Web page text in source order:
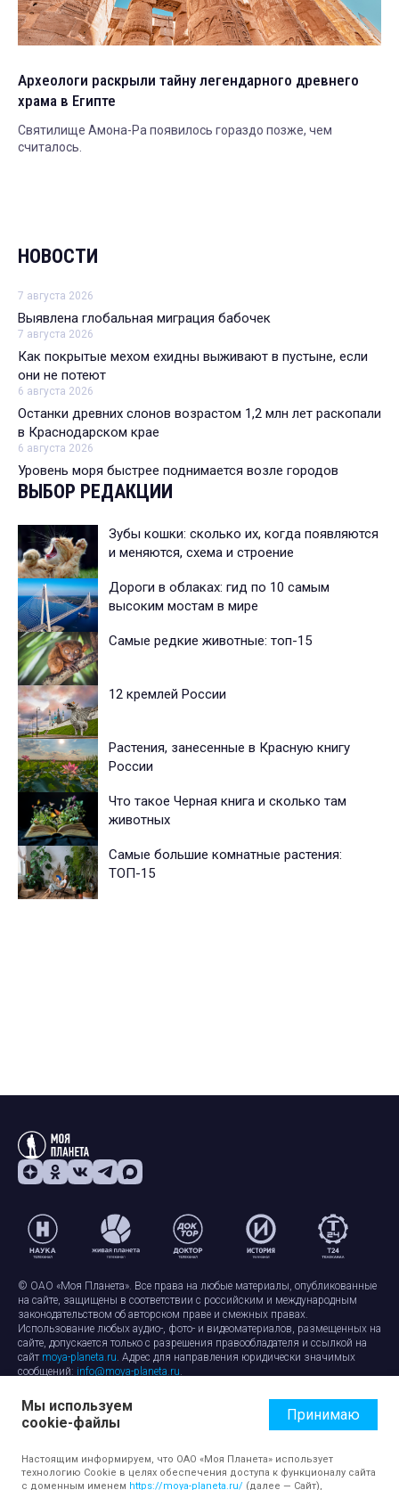
Археологи раскрыли тайну легендарного древнего
храма в Египте
Святилище Амона-Ра появилось гораздо позже, чем
считалось.
НОВОСТИ
7 августа 2026
Выявлена глобальная миграция бабочек
7 августа 2026
Как покрытые мехом ехидны выживают в пустыне, если
они не потеют
6 августа 2026
Останки древних слонов возрастом 1,2 млн лет раскопали
в Краснодарском крае
6 августа 2026
Уровень моря быстрее поднимается возле городов
ВЫБОР РЕДАКЦИИ
Зубы кошки: сколько их, когда появляются
и меняются, схема и строение
Дороги в облаках: гид по 10 самым
высоким мостам в мире
Самые редкие животные: топ-15
12 кремлей России
Растения, занесенные в Красную книгу
России
Что такое Черная книга и сколько там
животных
Самые большие комнатные растения:
ТОП-15
© ОАО «Моя Планета». Все права на любые материалы, опубликованные
на сайте, защищены в соответствии с российским и международным
законодательством об авторском праве и смежных правах.
Использование любых аудио-, фото- и видеоматериалов, размещенных на
сайте, допускается только с разрешения правообладателя и ссылкой на
сайт moya-planeta.ru. Адрес для направления юридически значимых
сообщений: info@moya-planeta.ru.
Правила сайтаРабота с cookie-файлами
Защита персональных данных
Обработка персональных данных
Мы используем
cookie-файлы
Принимаю
Настоящим информируем, что ОАО «Моя Планета» использует
технологию Cookie в целях обеспечения доступа к функционалу сайта
с доменным именем https://moya-planeta.ru/ (далее — Сайт),